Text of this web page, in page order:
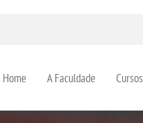
Home A Faculdade Cursos